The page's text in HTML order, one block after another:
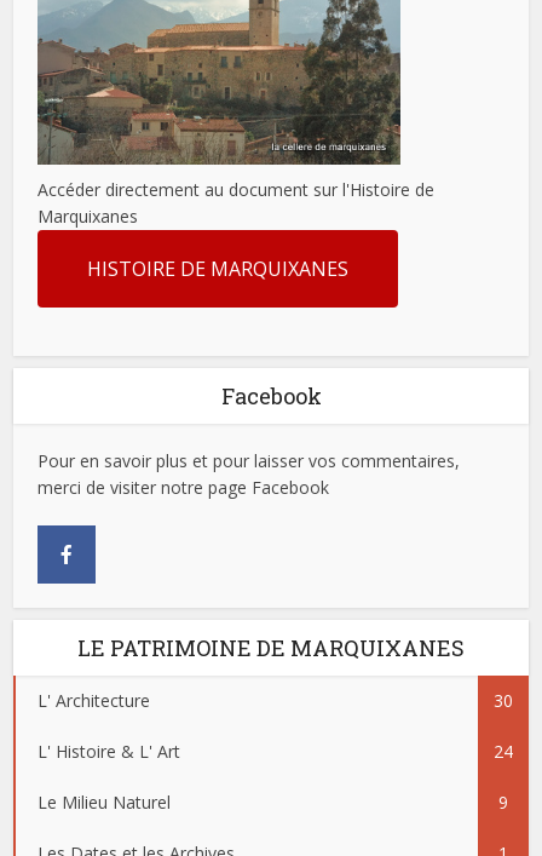
Accéder directement au document sur l'Histoire de
Marquixanes
HISTOIRE DE MARQUIXANES
Facebook
Pour en savoir plus et pour laisser vos commentaires,
merci de visiter notre page Facebook
LE PATRIMOINE DE MARQUIXANES
L' Architecture 30
L' Histoire & L' Art 24
Le Milieu Naturel 9